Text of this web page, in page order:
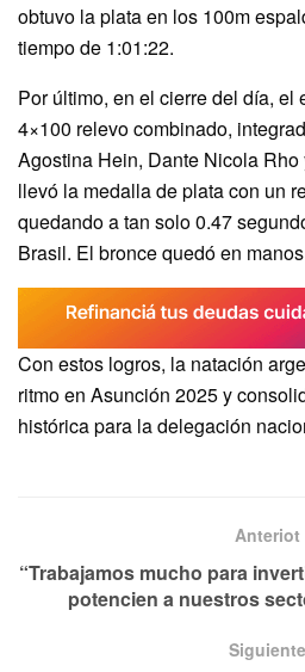
obtuvo la plata en los 100m
tiempo de 1:01:22.
Por último, en el cierre del día, el
4×100 relevo combinado,
Agostina Hein, Dante Nicola
llevó la medalla de plata con un
quedando a tan solo 0.47
Brasil. El bronce quedó en
Con estos logros, la natación
ritmo en Asunción 2025 y
histórica para la delegación
Anteriot
“Trabajamos mucho para
potencien a nuestros
Siguiente